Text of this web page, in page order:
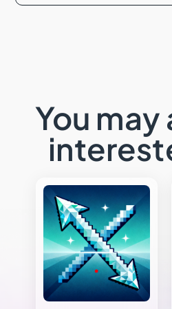
You may